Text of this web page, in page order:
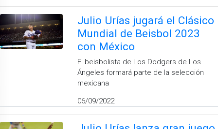
Julio Urías jugará el Clásico
Mundial de Beisbol 2023
con México
El beisbolista de Los Dodgers de Los
Ángeles formará parte de la selección
mexicana
06/09/2022